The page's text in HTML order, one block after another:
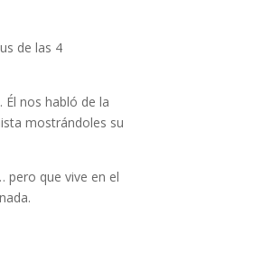
de las 4
nos habló de la
mostrándoles su
pero que vive en el